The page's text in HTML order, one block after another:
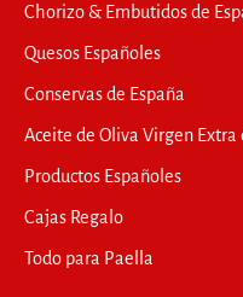
Chorizo & Embutidos de
Quesos Españoles
Conservas de España
Aceite de Oliva Virgen Extra
Productos Españoles
Cajas Regalo
Todo para Paella